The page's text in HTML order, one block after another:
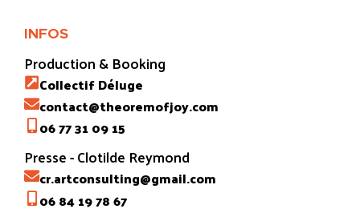
INFOS
Production & Booking
Collectif Déluge
contact@theoremofjoy.com
06 77 31 09 15
Presse - Clotilde Reymond
cr.artconsulting@gmail.com
06 84 19 78 67